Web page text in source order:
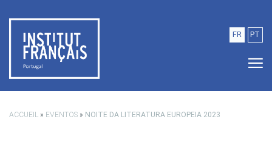
FR PT
ACCUEIL » EVENTOS » NOITE DA LITERATURA EUROPEIA 2023